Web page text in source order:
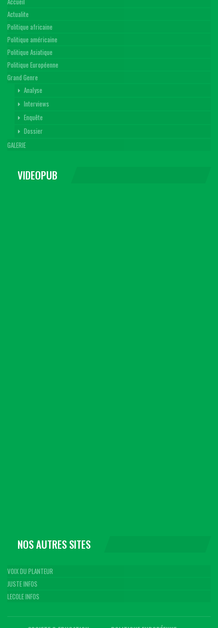
Actualite
Politique africaine
Politique américaine
Politique Asiatique
Politique Européenne
Grand Genre
Analyse
Interviews
Enquête
Dossier
GALERIE
VIDEOPUB
NOS AUTRES SITES
VOIX DU PLANTEUR
JUSTE INFOS
LECOLE INFOS